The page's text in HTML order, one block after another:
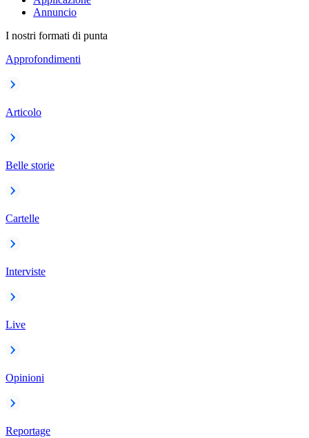
Annuncio
I nostri formati di punta
Approfondimenti
Articolo
Belle storie
Cartelle
Interviste
Live
Opinioni
Reportage